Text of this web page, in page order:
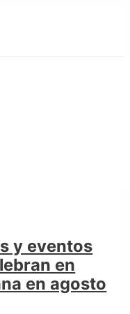
y eventos
en
en agosto